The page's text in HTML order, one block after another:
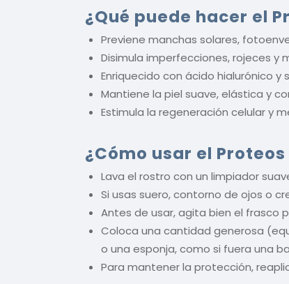
¿Qué puede hacer el
Previene manchas solares,
Disimula imperfecciones, rojeces y
Enriquecido con ácido hialurónico
Mantiene la piel suave, elástica y
Estimula la regeneración celular y
¿Cómo usar el Proteos
Lava el rostro con un limpiador
Si usas suero, contorno de ojos o
Antes de usar, agita bien el frasco
Coloca una cantidad generosa
o una esponja, como si fuera una
Para mantener la protección,